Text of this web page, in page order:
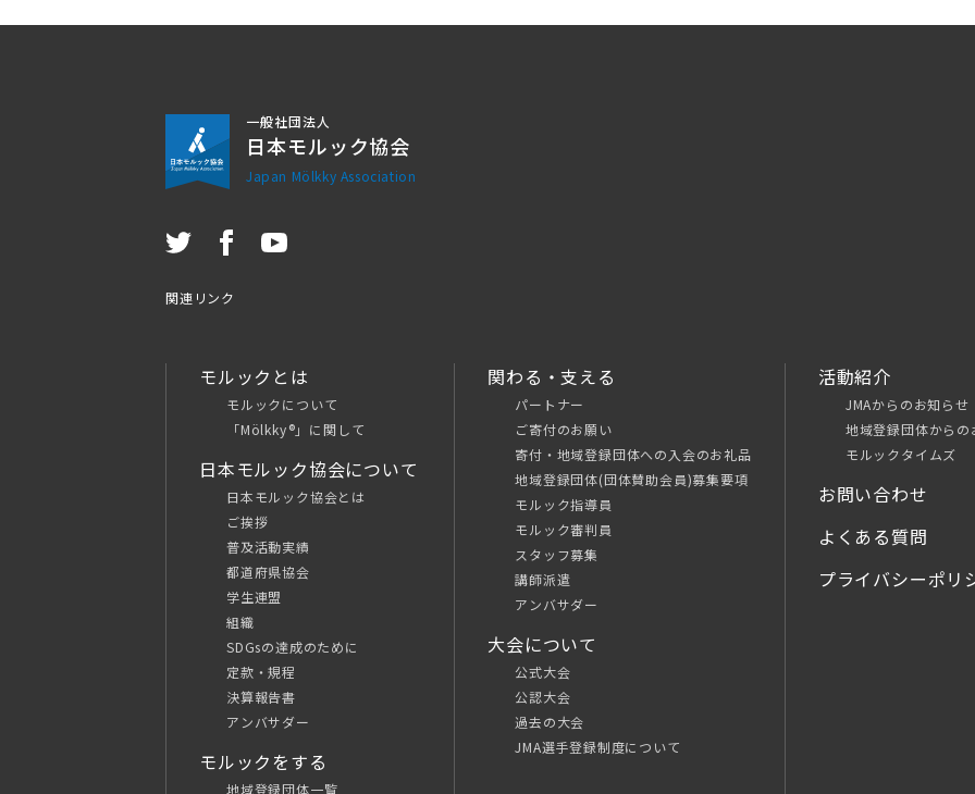
一般社団法人
日本モルック協会
Japan Mölkky Association
関連リンク
モルックとは
モルックについて
「Mölkky®」に関して
日本モルック協会について
日本モルック協会とは
ご挨拶
普及活動実績
都道府県協会
学生連盟
組織
SDGsの達成のために
定款・規程
決算報告書
アンバサダー
モルックをする
地域登録団体一覧
関わる・支える
パートナー
ご寄付のお願い
寄付・地域登録団体への入会のお礼品
地域登録団体(団体賛助会員)募集要項
モルック指導員
モルック審判員
スタッフ募集
講師派遣
アンバサダー
大会について
公式大会
公認大会
過去の大会
JMA選手登録制度について
活動紹介
JMAからのお知らせ
地域登録団体からの
モルックタイムズ
お問い合わせ
よくある質問
プライバシーポリ